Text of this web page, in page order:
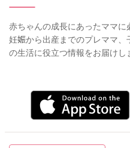
赤ちゃんの成長にあったママに
妊娠から出産までのプレママ
の生活に役立つ情報をお届けし